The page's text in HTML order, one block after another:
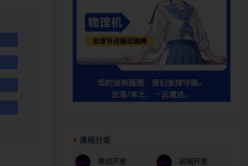
课程分类
移动开发 前端开发